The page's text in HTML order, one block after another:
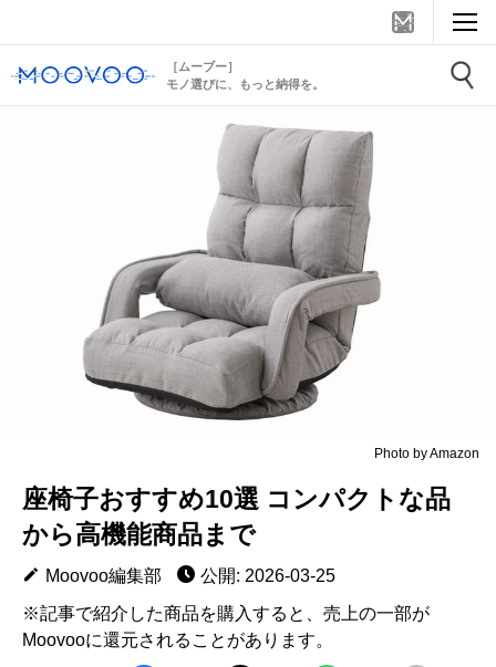
［ムーブー］
モノ選びに、もっと納得を。
Photo by Amazon
座椅子おすすめ10選 コンパクトな品
から高機能商品まで
Moovoo編集部
公開: 2026-03-25
※記事で紹介した商品を購入すると、売上の一部が
Moovooに還元されることがあります。